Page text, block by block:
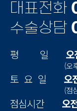
대표전화
수술상담
평 일
(오
토 요 일 오
(점
점심시간 오